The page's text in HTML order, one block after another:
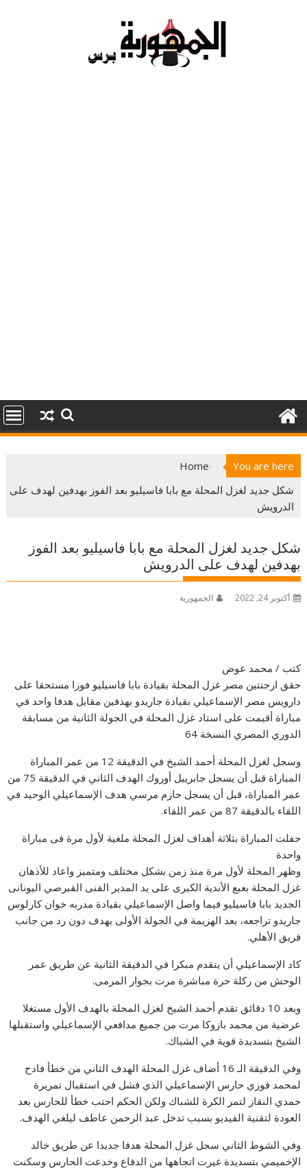
You are here
Home
شكل جديد لغزل المحلة مع بابا فاسيليو بعد الفوز بهدفين لهدف على
الدرويش
شكل جديد لغزل المحلة مع بابا فاسيليو بعد الفوز
بهدفين لهدف على الدرويش
أكتوبر 24, 2022 الجمهورية
كتب / محمد عوض
حقق ارجنتين مصر غزل المحلة بقيادة بابا فاسيليو فوزا مستحقا على
دارويس مصر الإسماعيلي بقيادة جاريدو بهدفين مقابل هدفا واحد في
مباراة أقيمت على استاد غزل المحلة في الجولة الثانية من مسابقة
الدوري المصري النسخة 64
وسجل لغزل المحلة أحمد الشيخ في الدقيقة 12 من عمر المباراة
المباراة قبل أن يسجل جابرييل أوروك الهدف الثاني في الدقيقة 75 من
عمر المباراة، قبل أن يسجل حازم مرسي هدف الإسماعيلي الوحيد في
اللقاء بالدقيقة 87 من عمر اللقاء.
حفلت المباراة بثلاثة أهداف لغزل المحلة ملغية لأول مرة فى مباراة
واحدة
وظهر المحلة لأول مرة منذ زمن بشكل مختلف ومتميز واعاد للأذهان
غزل المحلة بعبع الأندية الكبرى على يد المدير الفنى القبرصي اليونانى
الجديد بابا فاسيليو فيما واصل الإسماعيلي بقيادة مدربه خوان كارلوس
جاريدو تراجعه، بعد الهزيمة في الجولة الأولى بهدف دون رد من جانب
فريق الأهلي.
كاد الإسماعيلي أن يتقدم مبكرا في الدقيقة الثانية عن طريق عمر
الوحش من ركلة حرة مباشرة مرت بجوار المرمى.
وبعد 10 دقائق تقدم أحمد الشيخ لغزل المحلة بالهدف الأول مستغلا
عرضية من محمد بازوكا مرت من جميع مدافعي الإسماعيلي واستقبلها
الشيخ بتسديدة قوية في الشباك.
وفي الدقيقة الـ 16 أضاف غزل المحلة الهدف الثاني من خطأ فادح
لمحمد فوزي حارس الإسماعيلي الذي فشل في استقبال تمريرة
حمدي النقاز لتمر الكرة للشباك ولكن الحكم احتب خطأ للحارس بعد
العودة لتقنية الفيديو بسبب تدخل عبد الرحمن عاطف ليلغي الهدف.
وفي الشوط الثاني سجل غزل المحلة هدفا جديدا عن طريق خالد
الإخميمي بتسديدة غيرت اتجاهها من الدفاع وخدعت الحارس وسكنت